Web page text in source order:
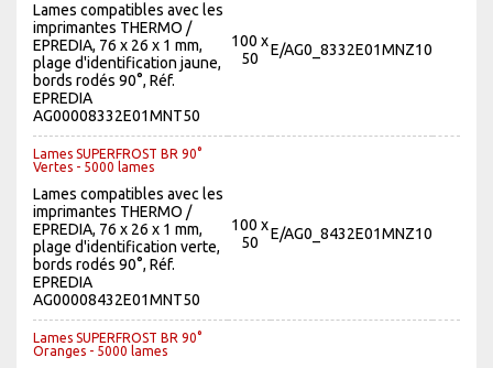
Lames compatibles avec les
imprimantes THERMO /
EPREDIA, 76 x 26 x 1 mm,
plage d'identification jaune,
bords rodés 90°, Réf.
EPREDIA
AG00008332E01MNT50
100 x
50
E/AG0_8332E01MNZ10
Lames SUPERFROST BR 90°
Vertes - 5000 lames
Lames compatibles avec les
imprimantes THERMO /
EPREDIA, 76 x 26 x 1 mm,
plage d'identification verte,
bords rodés 90°, Réf.
EPREDIA
AG00008432E01MNT50
100 x
50
E/AG0_8432E01MNZ10
Lames SUPERFROST BR 90°
Oranges - 5000 lames